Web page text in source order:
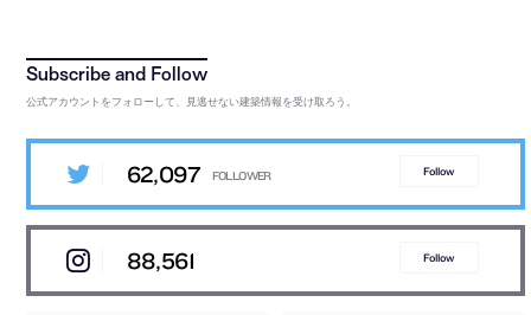
公式アカウントをフォローして、見逃せない建築情報を受け取ろう。
62,097 Follow
88,561 Follow